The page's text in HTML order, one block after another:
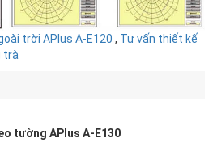
trời APlus A-E120 , Tư vấn thiết kế
trà
tường APlus A-E130